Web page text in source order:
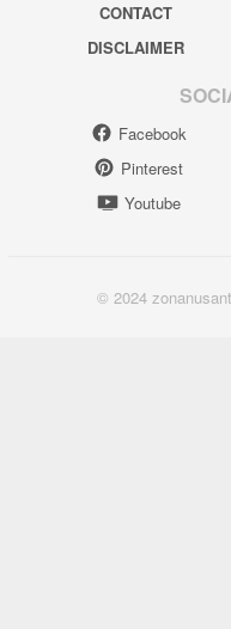
CONTACT
DISCLAIMER
Facebook
Pinterest
Youtube
© 2024